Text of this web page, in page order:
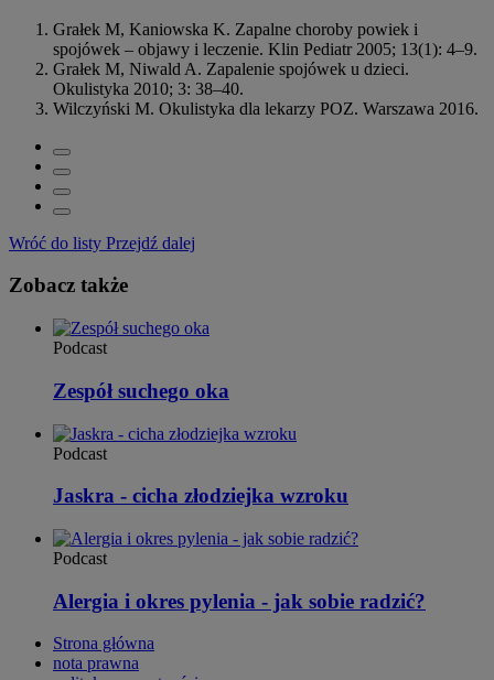
Grałek M, Kaniowska K. Zapalne choroby powiek i
spojówek – objawy i leczenie. Klin Pediatr 2005; 13(1): 4–9.
Grałek M, Niwald A. Zapalenie spojówek u dzieci.
Okulistyka 2010; 3: 38–40.
Wilczyński M. Okulistyka dla lekarzy POZ. Warszawa 2016.
Wróć do listy Przejdź dalej
Zobacz także
Podcast
Zespół suchego oka
Podcast
Jaskra - cicha złodziejka wzroku
Podcast
Alergia i okres pylenia - jak sobie radzić?
Strona główna
nota prawna